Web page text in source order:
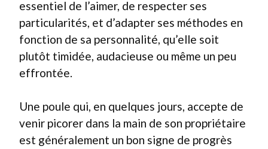
essentiel de l’aimer, de respecter ses
particularités, et d’adapter ses méthodes en
fonction de sa personnalité, qu’elle soit
plutôt timidée, audacieuse ou même un peu
effrontée.
Une poule qui, en quelques jours, accepte de
venir picorer dans la main de son propriétaire
est généralement un bon signe de progrès